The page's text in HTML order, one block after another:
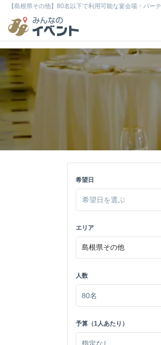
【島根県その他】80名以下で利用可能な宴会場・パー
希望日
エリア
人数
予算（1人あたり）